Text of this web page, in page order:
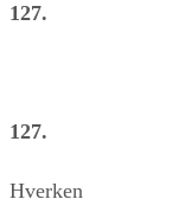
127.
127.
Hverken